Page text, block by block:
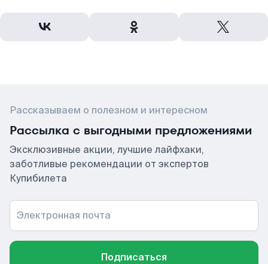
Рассказываем о полезном и интересном
Рассылка с выгодными предложениями
Эксклюзивные акции, лучшие лайфхаки,
заботливые рекомендации от экспертов
Купибилета
Электронная почта
Подписаться